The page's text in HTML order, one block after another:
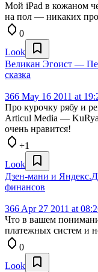
Мой iPad в кожаном
на пол — никаких
0
Look
Великан Эгоист —
сказка
366 May 16 2011 at
Про курочку рябу и
Articul Media —
очень нравится!
+1
Look
Дзен-мани и
финансов
366 Apr 27 2011 at
Что в вашем
платежных систем и
0
Look